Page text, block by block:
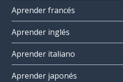
Aprender francés
Aprender inglés
Aprender italiano
Aprender japonés